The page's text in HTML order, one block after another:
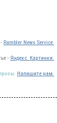
Rambler News Service.
- Яндекс. Картинки.
Напишите нам.